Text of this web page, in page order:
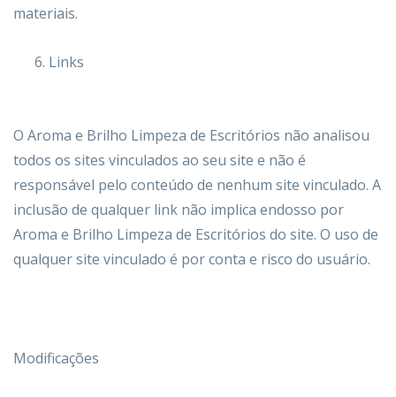
materiais.
Links
O Aroma e Brilho Limpeza de Escritórios não analisou
todos os sites vinculados ao seu site e não é
responsável pelo conteúdo de nenhum site vinculado. A
inclusão de qualquer link não implica endosso por
Aroma e Brilho Limpeza de Escritórios do site. O uso de
qualquer site vinculado é por conta e risco do usuário.
Modificações